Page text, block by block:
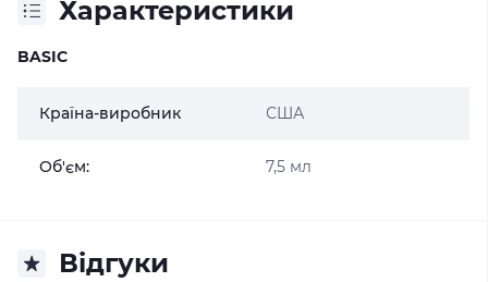
Характеристики
BASIC
Країна-виробник США
Об'єм: 7,5 мл
Відгуки